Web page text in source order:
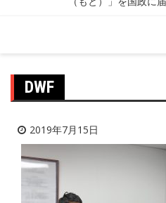
DWF
2019年7月15日